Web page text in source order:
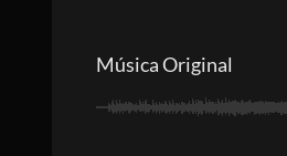
Música Original